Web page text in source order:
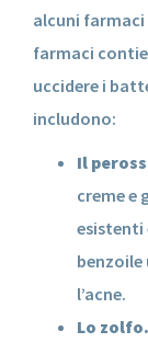
alcuni farmaci
farmaci
uccidere i
includono:
Il
creme e
esistenti
benzoile
l’acne.
Lo zolfo.